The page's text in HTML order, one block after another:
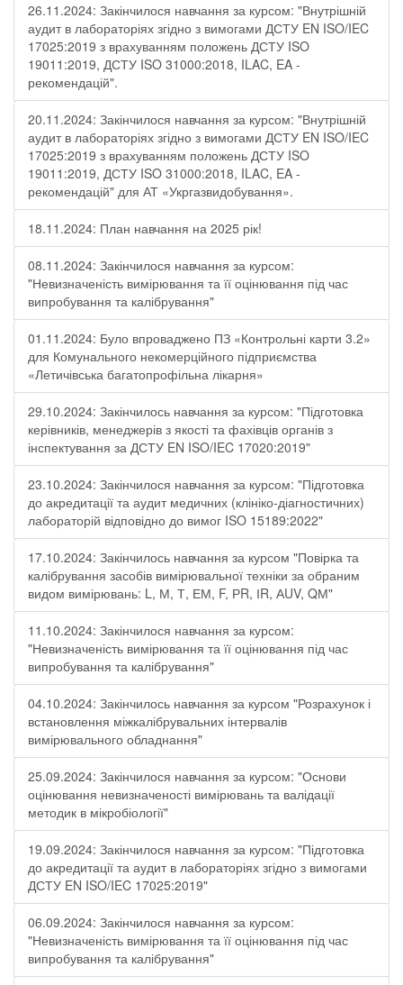
26.11.2024: Закінчилося навчання за курсом: "Внутрішній
аудит в лабораторіях згідно з вимогами ДСТУ EN ISO/IEC
17025:2019 з врахуванням положень ДСТУ ISO
19011:2019, ДСТУ ISO 31000:2018, ILAC, EA -
рекомендацій".
20.11.2024: Закінчилося навчання за курсом: "Внутрішній
аудит в лабораторіях згідно з вимогами ДСТУ EN ISO/IEC
17025:2019 з врахуванням положень ДСТУ ISO
19011:2019, ДСТУ ISO 31000:2018, ILAC, EA -
рекомендацій" для АТ «Укргазвидобування».
18.11.2024: План навчання на 2025 рік!
08.11.2024: Закінчилося навчання за курсом:
"Невизначеність вимірювання та її оцінювання під час
випробування та калібрування"
01.11.2024: Було впроваджено ПЗ «Контрольні карти 3.2»
для Комунального некомерційного підприємства
«Летичівська багатопрофільна лікарня»
29.10.2024: Закінчилось навчання за курсом: "Підготовка
керівників, менеджерів з якості та фахівців органів з
інспектування за ДСТУ EN ISO/IEC 17020:2019"
23.10.2024: Закінчилося навчання за курсом: "Підготовка
до акредитації та аудит медичних (клініко-діагностичних)
лабораторій відповідно до вимог ISO 15189:2022"
17.10.2024: Закінчилось навчання за курсом "Повірка та
калібрування засобів вимірювальної техніки за обраним
видом вимірювань: L, М, Т, ЕМ, F, РR, ІR, АUV, QМ"
11.10.2024: Закінчилося навчання за курсом:
"Невизначеність вимірювання та її оцінювання під час
випробування та калібрування"
04.10.2024: Закінчилось навчання за курсом "Розрахунок і
встановлення міжкалібрувальних інтервалів
вимірювального обладнання"
25.09.2024: Закінчилося навчання за курсом: "Основи
оцінювання невизначеності вимірювань та валідації
методик в мікробіології"
19.09.2024: Закінчилося навчання за курсом: "Підготовка
до акредитації та аудит в лабораторіях згідно з вимогами
ДСТУ EN ISO/IEC 17025:2019"
06.09.2024: Закінчилося навчання за курсом:
"Невизначеність вимірювання та її оцінювання під час
випробування та калібрування"